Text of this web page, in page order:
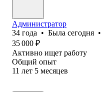
Администратор
34 года • Была сегодня •
35 000 ₽
Активно ищет работу
Общий опыт
11 лет 5 месяцев